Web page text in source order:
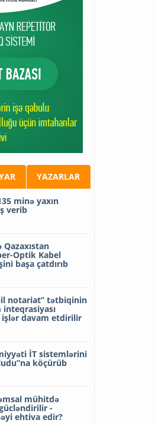
YAZARLAR
minə yaxın
verib
Optik Kabel
başa çatdırıb
notariat” tətbiqinin
inteqrasiyası
davam etdirilir
İT sistemlərini
köçürüb
mühitdə
-
ehtiva edir?